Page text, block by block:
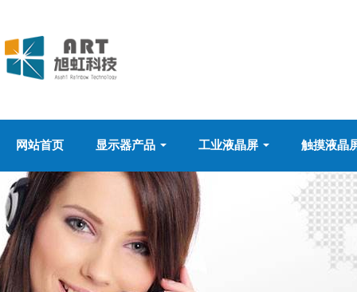
网站首页 显示器产品 工业液晶屏 触摸液晶